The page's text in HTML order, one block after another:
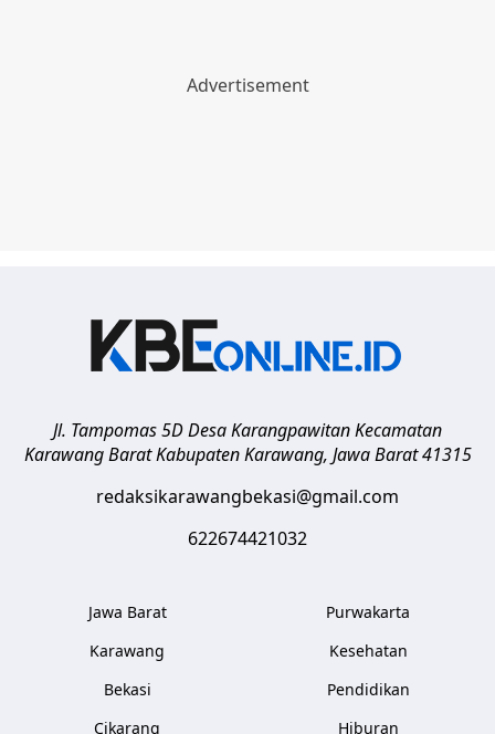
Jl. Tampomas 5D Desa Karangpawitan Kecamatan
Karawang Barat Kabupaten Karawang, Jawa Barat 41315
redaksikarawangbekasi@gmail.com
622674421032
Jawa Barat
Karawang
Bekasi
Cikarang
Purwakarta
Kesehatan
Pendidikan
Hiburan